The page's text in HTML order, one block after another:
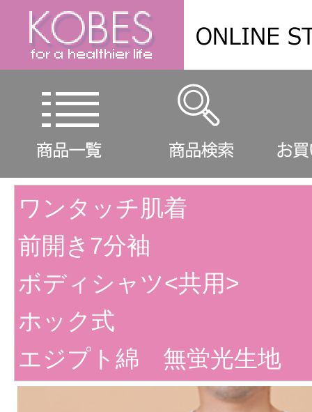
ワンタッチ肌着
前開き7分袖
ボディシャツ<共用>
ホック式
エジプト綿 無蛍光生地